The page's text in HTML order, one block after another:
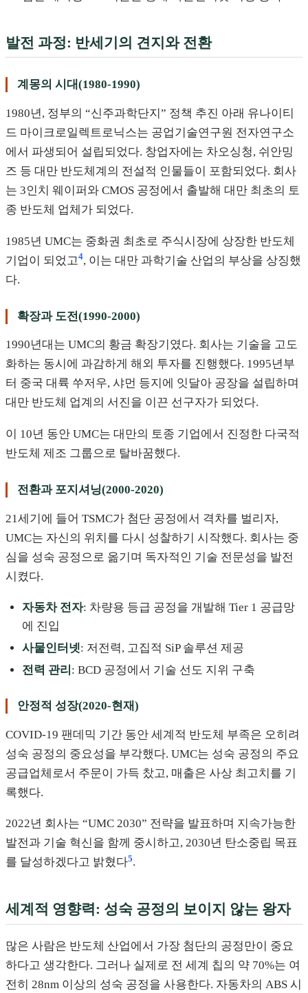
발전 과정: 반세기의 견지와 전환
계몽의 시대(1980-1990)
1980년, 정부의 “신주과학단지” 정책 추진 아래 유나이티
드 마이크로일렉트로닉스는 공업기술연구원 전자연구소
에서 파생되어 설립되었다. 창업자에는 차오싱청, 쉬안밍
즈 등 대만 반도체계의 전설적 인물들이 포함되었다. 회사
는 3인치 웨이퍼와 CMOS 공정에서 출발해 대만 최초의 토
종 반도체 업체가 되었다.
1985년 UMC는 중화권 최초로 주식시장에 상장한 반도체
기업이 되었고4, 이는 대만 과학기술 산업의 부상을 상징했
다.
확장과 도전(1990-2000)
1990년대는 UMC의 황금 확장기였다. 회사는 기술을 고도
화하는 동시에 과감하게 해외 투자를 진행했다. 1995년부
터 중국 대륙 쑤저우, 샤먼 등지에 잇달아 공장을 설립하며
대만 반도체 업계의 서진을 이끈 선구자가 되었다.
이 10년 동안 UMC는 대만의 토종 기업에서 진정한 다국적
반도체 제조 그룹으로 탈바꿈했다.
전환과 포지셔닝(2000-2020)
21세기에 들어 TSMC가 첨단 공정에서 격차를 벌리자,
UMC는 자신의 위치를 다시 성찰하기 시작했다. 회사는 중
심을 성숙 공정으로 옮기며 독자적인 기술 전문성을 발전
시켰다.
자동차 전자: 차량용 등급 공정을 개발해 Tier 1 공급망
에 진입
사물인터넷: 저전력, 고집적 SiP 솔루션 제공
전력 관리 : BCD 공정에서 기술 선도 지위 구축
안정적 성장(2020-현재)
COVID-19 팬데믹 기간 동안 세계적 반도체 부족은 오히려
성숙 공정의 중요성을 부각했다. UMC는 성숙 공정의 주요
공급업체로서 주문이 가득 찼고, 매출은 사상 최고치를 기
록했다.
2022년 회사는 “UMC 2030” 전략을 발표하며 지속가능한
발전과 기술 혁신을 함께 중시하고, 2030년 탄소중립 목표
를 달성하겠다고 밝혔다5.
세계적 영향력: 성숙 공정의 보이지 않는 왕자
많은 사람은 반도체 산업에서 가장 첨단의 공정만이 중요
하다고 생각한다. 그러나 실제로 전 세계 칩의 약 70%는 여
전히 28nm 이상의 성숙 공정을 사용한다. 자동차의 ABS 시